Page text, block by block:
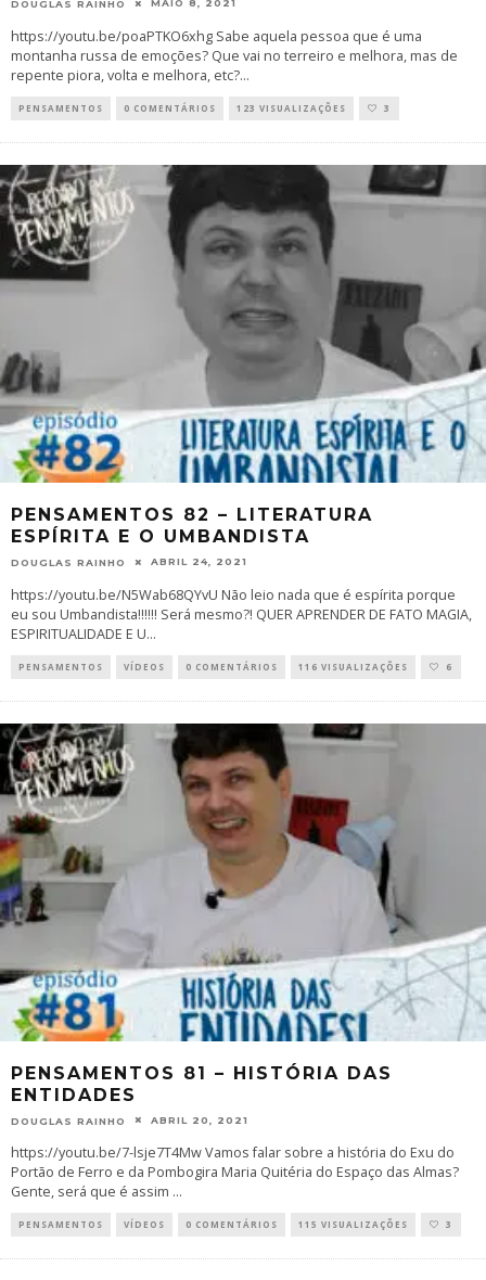
DOUGLAS RAINHO MAIO 8, 2021
https://youtu.be/poaPTKO6xhg Sabe aquela pessoa que é uma
montanha russa de emoções? Que vai no terreiro e melhora, mas de
repente piora, volta e melhora, etc?...
PENSAMENTOS 0 COMENTÁRIOS 123 VISUALIZAÇÕES 3
PENSAMENTOS 82 – LITERATURA
ESPÍRITA E O UMBANDISTA
DOUGLAS RAINHO ABRIL 24, 2021
https://youtu.be/N5Wab68QYvU Não leio nada que é espírita porque
eu sou Umbandista!!!!!! Será mesmo?! QUER APRENDER DE FATO MAGIA,
ESPIRITUALIDADE E U...
PENSAMENTOS VÍDEOS 0 COMENTÁRIOS 116 VISUALIZAÇÕES 6
PENSAMENTOS 81 – HISTÓRIA DAS
ENTIDADES
DOUGLAS RAINHO ABRIL 20, 2021
https://youtu.be/7-lsje7T4Mw Vamos falar sobre a história do Exu do
Portão de Ferro e da Pombogira Maria Quitéria do Espaço das Almas?
Gente, será que é assim ...
PENSAMENTOS VÍDEOS 0 COMENTÁRIOS 115 VISUALIZAÇÕES 3